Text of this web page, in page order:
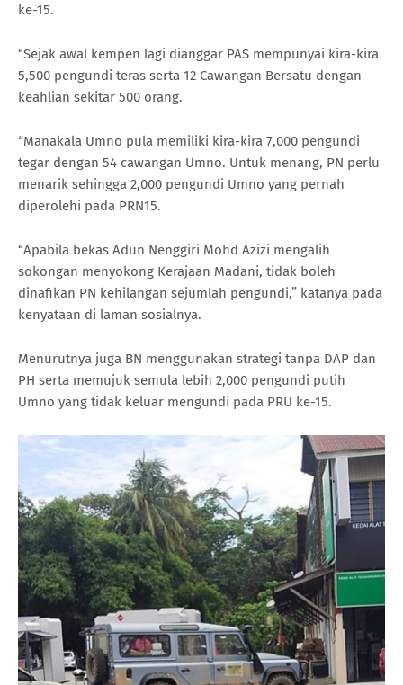
ke-15.
“Sejak awal kempen lagi dianggar PAS mempunyai kira-kira
5,500 pengundi teras serta 12 Cawangan Bersatu dengan
keahlian sekitar 500 orang.
“Manakala Umno pula memiliki kira-kira 7,000 pengundi
tegar dengan 54 cawangan Umno. Untuk menang, PN perlu
menarik sehingga 2,000 pengundi Umno yang pernah
diperolehi pada PRN15.
“Apabila bekas Adun Nenggiri Mohd Azizi mengalih
sokongan menyokong Kerajaan Madani, tidak boleh
dinafikan PN kehilangan sejumlah pengundi,” katanya pada
kenyataan di laman sosialnya.
Menurutnya juga BN menggunakan strategi tanpa DAP dan
PH serta memujuk semula lebih 2,000 pengundi putih
Umno yang tidak keluar mengundi pada PRU ke-15.